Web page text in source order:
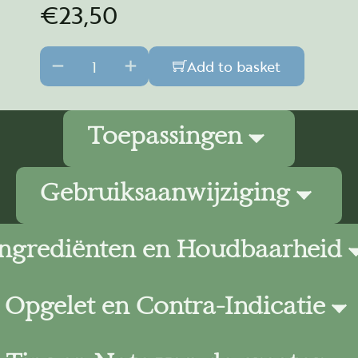
€23,50
Aura & Roomspray Geboorte-Birth quantity
Add to basket
Toepassingen
die je hebt gehad;
los van zwaarte en negativiteit;
overgenomen te laten gaan.
Gebruiksaanwijziging
die vast zit kan ook;
de uitwerking te ervaren;
en Houdbaarheid
natuurlijke emulgator (Polysorbaat 80 Tween),
Opgelet en Contra-Indicatie